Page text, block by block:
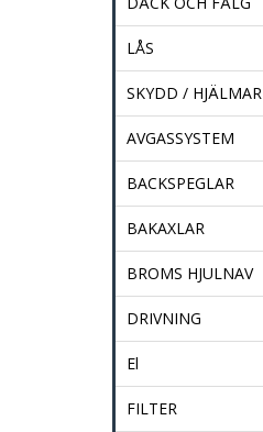
LÅS
SKYDD / HJÄLMAR
AVGASSYSTEM
BACKSPEGLAR
BAKAXLAR
BROMS HJULNAV
DRIVNING
El
FILTER